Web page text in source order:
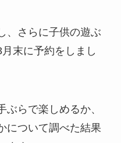
、さらに子供の遊ぶ
末に予約をしまし
らで楽しめるか、
について調べた結果